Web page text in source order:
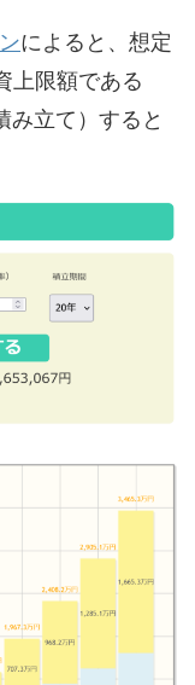
によると、想定
上限額である
み立て）すると